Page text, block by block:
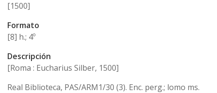
[1500]
Formato
[8] h.; 4º
Descripción
[Roma : Eucharius Silber, 1500]
Real Biblioteca, PAS/ARM1/30 (3). Enc. perg.; lomo ms.